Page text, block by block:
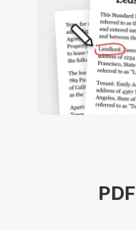
أداة تعديل ملفات PDF